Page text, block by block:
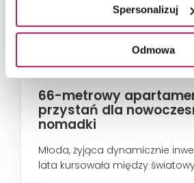
Spersonalizuj
Odmowa
66-metrowy
przystań dla
nomadki
Młoda, żyjąca dynamicznie
lata kursowała między